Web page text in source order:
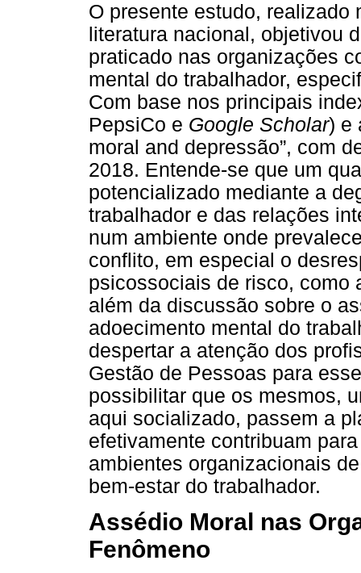
O presente estudo, realizado
literatura nacional, objetivou
praticado nas organizações
mental do trabalhador,
Com base nos principais
PepsiCo e Google Scholar) e
moral and depressão”, com
2018. Entende-se que um
potencializado mediante a
trabalhador e das relações
num ambiente onde
conflito, em especial o
psicossociais de risco, como
além da discussão sobre o
adoecimento mental do
despertar a atenção dos
Gestão de Pessoas para
possibilitar que os mesmos,
aqui socializado, passem a
efetivamente contribuam
ambientes organizacionais
bem-estar do trabalhador.
Assédio Moral nas
Fenômeno